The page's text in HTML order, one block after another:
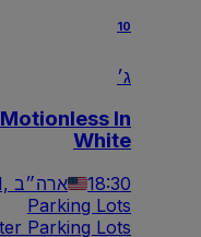
10
ג׳
Motionless In
White
18:30 Minneapolis, MN, ארה״ב
Parking Lots
Parking Lots